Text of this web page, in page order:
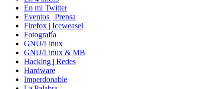
En mi Twitter
Eventos | Prensa
Firefox | Iceweasel
Fotografía
GNU/Linux
GNU/Linux & MB
Hacking | Redes
Hardware
Imperdonable